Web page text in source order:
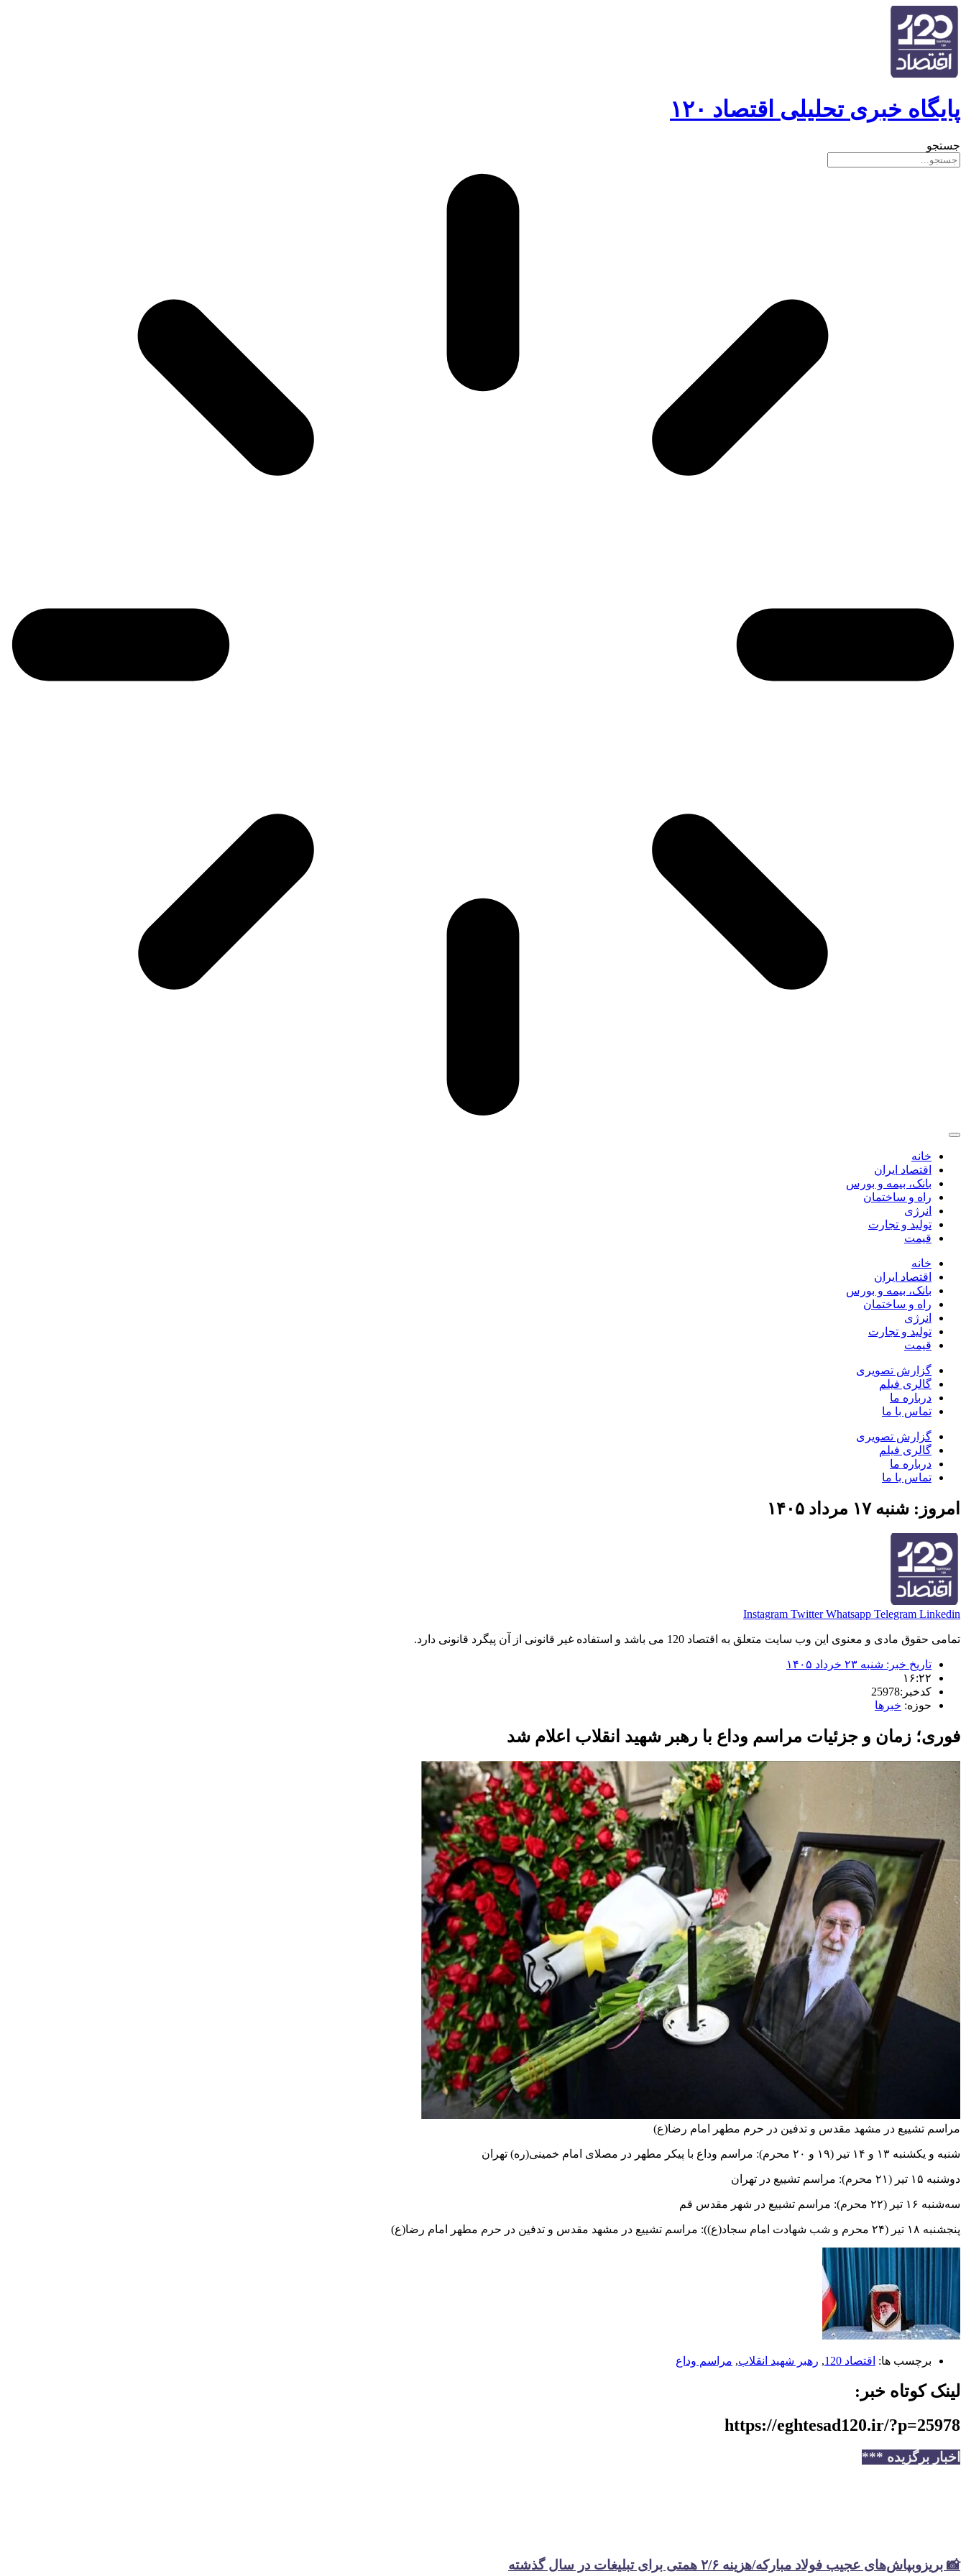
پایگاه خبری تحلیلی اقتصاد ۱۲۰
جستجو
خانه
اقتصاد ایران
بانک، بیمه و بورس
راه و ساختمان
انرژی
تولید و تجارت
قیمت
خانه
اقتصاد ایران
بانک، بیمه و بورس
راه و ساختمان
انرژی
تولید و تجارت
قیمت
گزارش تصویری
گالری فیلم
درباره ما
تماس با ما
گزارش تصویری
گالری فیلم
درباره ما
تماس با ما
امروز: شنبه ۱۷ مرداد ۱۴۰۵
Instagram Twitter Whatsapp Telegram Linkedin
تمامی حقوق مادی و معنوی این وب سایت متعلق به اقتصاد 120 می باشد و استفاده غیر قانونی از آن پیگرد قانونی دارد.
تاریخ خبر: شنبه ۲۳ خرداد ۱۴۰۵
۱۶:۲۲
کدخبر:25978
حوزه: خبرها
فوری؛ زمان و جزئیات مراسم وداع با رهبر شهید انقلاب اعلام شد
مراسم تشییع در مشهد مقدس و تدفین در حرم مطهر امام رضا(ع)
شنبه و یکشنبه ۱۳ و ۱۴ تیر (۱۹ و ۲۰ محرم): مراسم وداع با پیکر مطهر در مصلای امام خمینی(ره) تهران
دوشنبه ۱۵ تیر (۲۱ محرم): مراسم تشییع در تهران
سه‌شنبه ۱۶ تیر (۲۲ محرم): مراسم تشییع در شهر مقدس قم
پنجشنبه ۱۸ تیر (۲۴ محرم و شب شهادت امام سجاد(ع)): مراسم تشییع در مشهد مقدس و تدفین در حرم مطهر امام رضا(ع)
برچسب ها: اقتصاد 120 , رهبر شهید انقلاب, مراسم وداع
لینک کوتاه خبر:
https://eghtesad120.ir/?p=25978
اخبار برگزیده ***
📸 بریزوبپاش‌های عجیب فولاد مبارکه/هزینه ۲/۶ همتی برای تبلیغات در سال گذشته